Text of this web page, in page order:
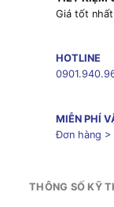
Giá tốt
HOTLINE
MIỄN PHÍ
Đơn hàng >
THÔNG SỐ KỸ